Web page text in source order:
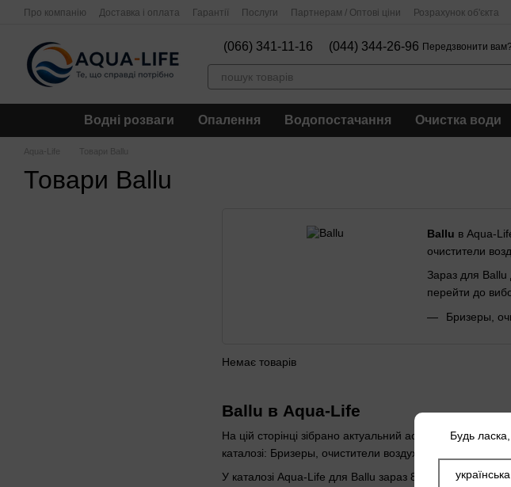
Перейти до основного контенту
Про компанію Доставка і оплата Гарантії Послуги Партнерам / Оптові ціни Розрахунок об'єкта
(066) 341-11-16 (044) 344-26-96 Передзвонити вам?
Водні розваги Опалення Водопостачання Очистка води
Aqua-Life Товари Ballu
Товари Ballu
Ballu в Aqua-Life
На цій сторінці зібрано актуальний асортимент Ballu
каталозі: Бризеры, очистители воздуха, Датчики та
У каталозі Aqua-Life для Ballu зараз 8 товарів. Це
Ballu в Aqua-
очистители
Зараз для Ballu
перейти до
Бризеры,
Немає товарів
Будь
українська